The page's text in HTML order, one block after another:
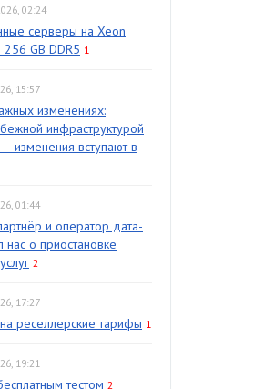
02:24
серверы на Xeon
GB DDR5 1
15:57
изменениях:
инфраструктурой
изменения вступают в
01:44
и оператор дата-
о приостановке
2
17:27
реселлерские тарифы 1
19:21
тестом 2